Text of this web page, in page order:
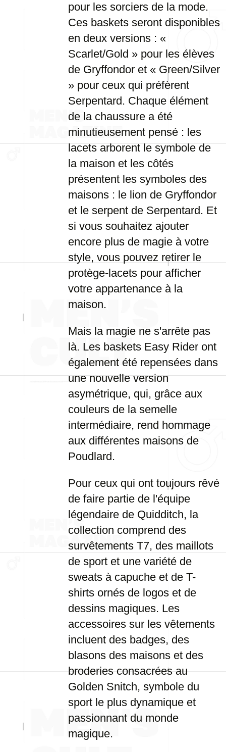
pour les sorciers de la mode.
Ces baskets seront disponibles
en deux versions : «
Scarlet/Gold » pour les élèves
de Gryffondor et « Green/Silver
» pour ceux qui préfèrent
Serpentard. Chaque élément
de la chaussure a été
minutieusement pensé : les
lacets arborent le symbole de
la maison et les côtés
présentent les symboles des
maisons : le lion de Gryffondor
et le serpent de Serpentard. Et
si vous souhaitez ajouter
encore plus de magie à votre
style, vous pouvez retirer le
protège-lacets pour afficher
votre appartenance à la
maison.
Mais la magie ne s'arrête pas
là. Les baskets Easy Rider ont
également été repensées dans
une nouvelle version
asymétrique, qui, grâce aux
couleurs de la semelle
intermédiaire, rend hommage
aux différentes maisons de
Poudlard.
Pour ceux qui ont toujours rêvé
de faire partie de l'équipe
légendaire de Quidditch, la
collection comprend des
survêtements T7, des maillots
de sport et une variété de
sweats à capuche et de T-
shirts ornés de logos et de
dessins magiques. Les
accessoires sur les vêtements
incluent des badges, des
blasons des maisons et des
broderies consacrées au
Golden Snitch, symbole du
sport le plus dynamique et
passionnant du monde
magique.